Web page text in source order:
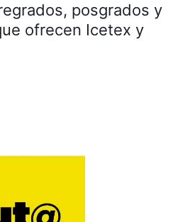
posgrados y
ofrecen Icetex y